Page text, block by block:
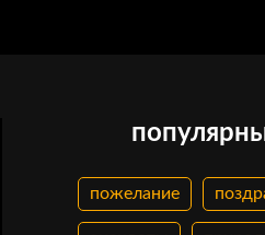
пожелание